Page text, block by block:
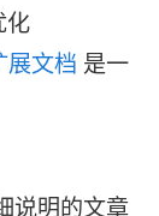
化
展文档 是一
说明的文章